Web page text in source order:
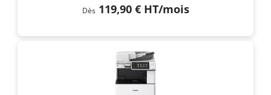
Dès 119,90 € HT/mois